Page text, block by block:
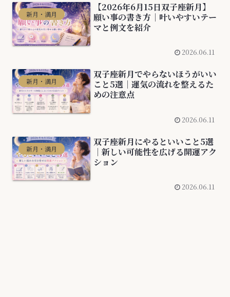
新月・満月
【2026年6月15日双子座新月】
願い事の書き方｜叶いやすいテー
マと例文を紹介
2026.06.11
新月・満月
双子座新月でやらないほうがいい
こと5選｜運気の流れを整えるた
めの注意点
2026.06.11
新月・満月
双子座新月にやるといいこと5選
｜新しい可能性を広げる開運アク
ション
2026.06.11